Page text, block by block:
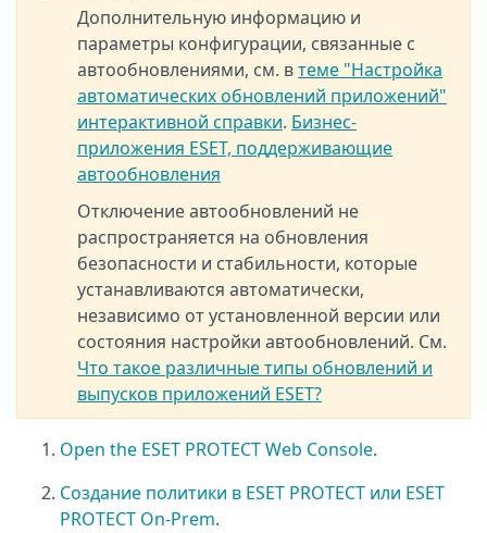
Дополнительную информацию и
параметры конфигурации, связанные с
автообновлениями, см. втеме "Настройка
автоматических обновлений приложений"
интерактивной справки. Бизнес-
приложения ESET, поддерживающие
автообновления
Отключение автообновлений не
распространяется на обновления
безопасности и стабильности, которые
устанавливаются автоматически,
независимо от установленной версии или
состояния настройки автообновлений. См.
Что такое различные типы обновлений и
выпусков приложений ESET?
Open the ESET PROTECT Web Console.
Создание политики в ESET PROTECT или ESET
PROTECT On-Prem.